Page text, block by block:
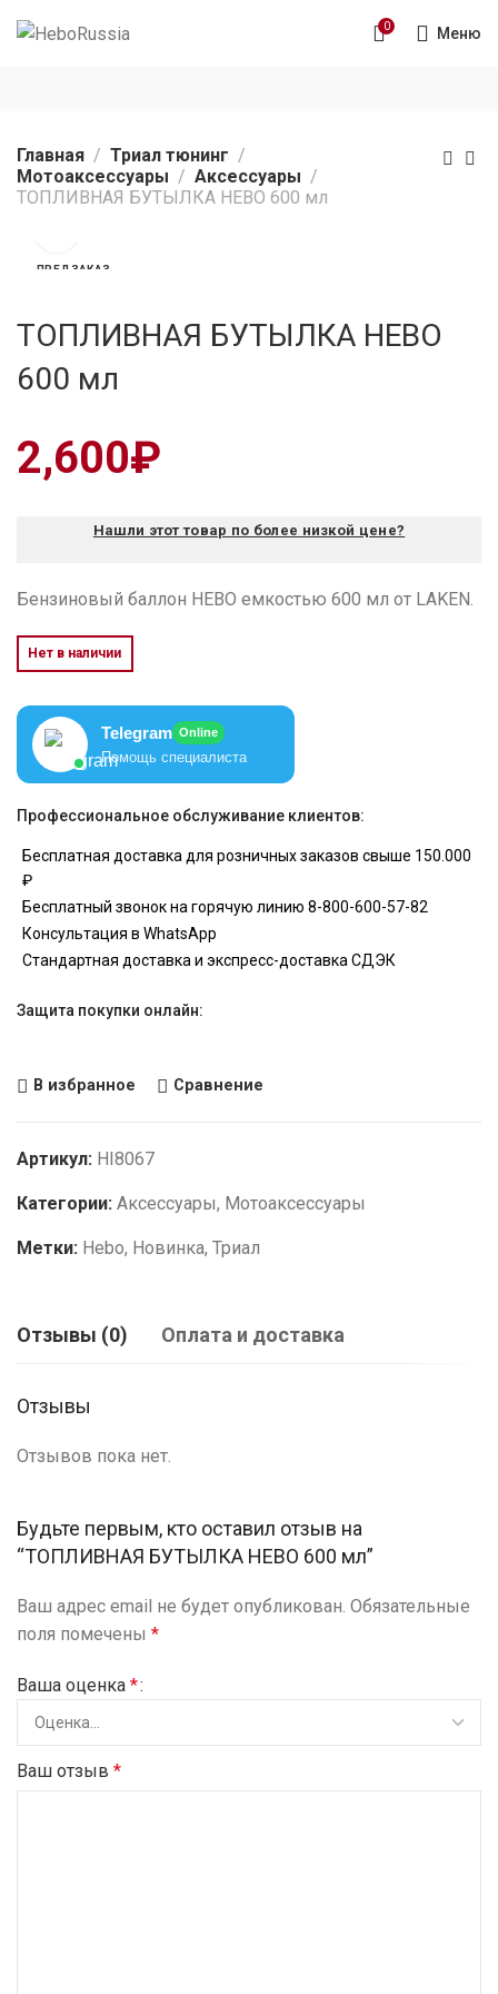
0 Меню
Главная
Триал тюнинг
Мотоаксессуары
Аксессуары
ТОПЛИВНАЯ БУТЫЛКА HEBO 600 мл
ПРЕДЗАКАЗ
ТОПЛИВНАЯ БУТЫЛКА HEBO
600 мл
2,600₽
Нашли этот товар по более низкой цене?
Бензиновый баллон HEBO емкостью 600 мл от LAKEN.
Нет в наличии
Telegram Online
Помощь специалиста
Профессиональное обслуживание клиентов:
Бесплатная доставка для розничных заказов свыше 150.000
₽
Бесплатный звонок на горячую линию 8-800-600-57-82
Консультация в WhatsApp
Стандартная доставка и экспресс-доставка СДЭК
Защита покупки онлайн:
В избранное Сравнение
Артикул: HI8067
Категории: Аксессуары, Мотоаксессуары
Метки: Hebo, Новинка, Триал
Отзывы (0) Оплата и доставка
Отзывы
Отзывов пока нет.
Будьте первым, кто оставил отзыв на
“ТОПЛИВНАЯ БУТЫЛКА HEBO 600 мл”
Ваш адрес email не будет опубликован. Обязательные
поля помечены *
Ваша оценка *
Ваш отзыв *